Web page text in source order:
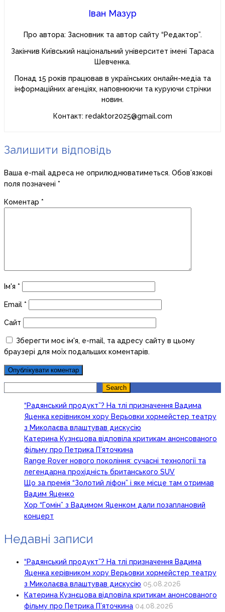
Іван Мазур
Про автора: Засновник та автор сайту “Редактор”.
Закінчив Київський національний університет імені Тараса
Шевченка.
Понад 15 років працював в українських онлайн-медіа та
інформаційних агенціях, наповнюючи та куруючи стрічки
новин.
Контакт: redaktor2025@gmail.com
Залишити відповідь
Ваша e-mail адреса не оприлюднюватиметься. Обов’язкові
поля позначені *
Коментар *
Ім'я *
Email *
Сайт
Зберегти моє ім'я, e-mail, та адресу сайту в цьому
браузері для моїх подальших коментарів.
Search
“Радянський продукт”? На тлі призначення Вадима
Яценка керівником хору Верьовки хормейстер театру
з Миколаєва влаштував дискусію
Катерина Кузнєцова відповіла критикам анонсованого
фільму про Петрика П’яточкина
Range Rover нового покоління: сучасні технології та
легендарна прохідність британського SUV
Що за премія “Золотий ліфон” і яке місце там отримав
Вадим Яценко
Хор “Гомін” з Вадимом Яценком дали позаплановий
концерт
Недавні записи
“Радянський продукт”? На тлі призначення Вадима
Яценка керівником хору Верьовки хормейстер театру
з Миколаєва влаштував дискусію 05.08.2026
Катерина Кузнєцова відповіла критикам анонсованого
фільму про Петрика П’яточкина 04.08.2026